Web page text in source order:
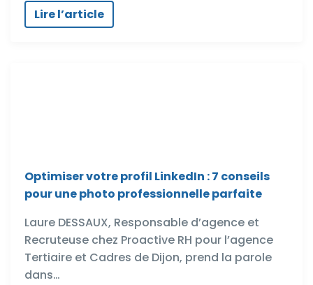
Lire l’article
Optimiser votre profil LinkedIn : 7 conseils
pour une photo professionnelle parfaite
Laure DESSAUX, Responsable d’agence et
Recruteuse chez Proactive RH pour l’agence
Tertiaire et Cadres de Dijon, prend la parole
dans…